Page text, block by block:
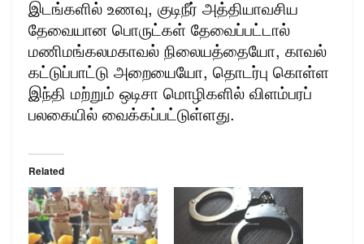
இடங்களில் உணவு, குடிநீர் அத்தியாவசிய
தேவையான பொருட்கள் தேவைப்பட்டால்
மணிமங்கலமகாவல் நிலையத்தையோ, காவல்
கட்டுப்பாட்டு அறையையோ, தொடர்பு கொள்ள
இந்தி மற்றும் ஒடிசா மொழிகளில் விளம்பரப்
பலகையில் வைக்கப்பட்டுள்ளது.
Related